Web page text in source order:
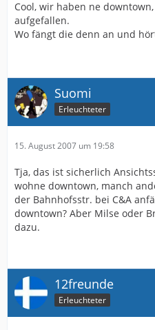
Cool, wir haben ne
aufgefallen.
Wo fängt die denn an und
Suomi
Erleuchteter
15. August 2007 um 19:58
Tja, das ist sicherlich
wohne downtown, manch
der Bahnhofsstr. bei C&A
downtown? Aber Milse oder
dazu.
12freunde
Erleuchteter